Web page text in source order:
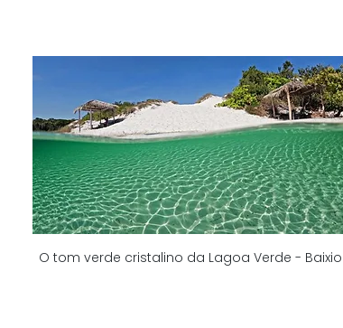
O tom verde cristalino da Lagoa Verde - Baixio